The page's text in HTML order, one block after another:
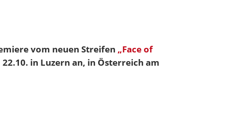
vom neuen Streifen „Face of
in Luzern an, in Österreich am